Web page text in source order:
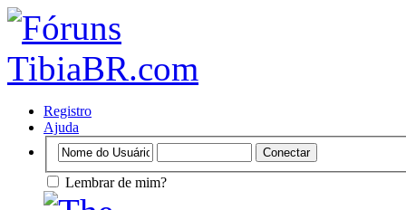
Registro
Ajuda
Lembrar de mim?